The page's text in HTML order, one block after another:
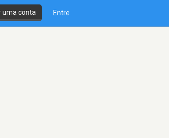
uma conta Entre